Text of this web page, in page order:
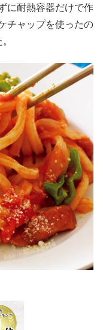
に耐熱容器だけで作
チャップを使ったの